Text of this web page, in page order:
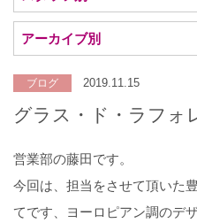
アーカイブ別
ブログ 2019.11.15
グラス・ド・ラフォ
営業部の藤田です。
今回は、担当をさせて頂いた
てです、ヨーロピアン調のデ